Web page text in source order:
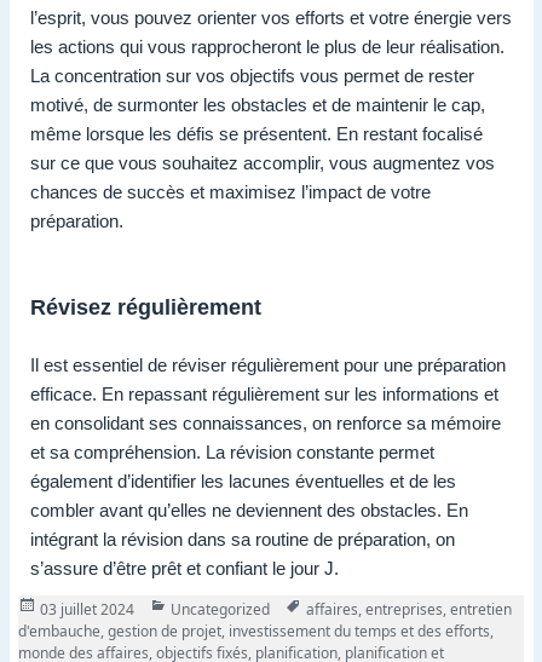
l’esprit, vous pouvez orienter vos efforts et votre énergie vers
les actions qui vous rapprocheront le plus de leur réalisation.
La concentration sur vos objectifs vous permet de rester
motivé, de surmonter les obstacles et de maintenir le cap,
même lorsque les défis se présentent. En restant focalisé
sur ce que vous souhaitez accomplir, vous augmentez vos
chances de succès et maximisez l’impact de votre
préparation.
Révisez régulièrement
Il est essentiel de réviser régulièrement pour une préparation
efficace. En repassant régulièrement sur les informations et
en consolidant ses connaissances, on renforce sa mémoire
et sa compréhension. La révision constante permet
également d’identifier les lacunes éventuelles et de les
combler avant qu’elles ne deviennent des obstacles. En
intégrant la révision dans sa routine de préparation, on
s’assure d’être prêt et confiant le jour J.
Publié
le
03 juillet 2024 Catégories
Uncategorized Tags
affaires,entreprises,entretien
d'embauche,gestion de projet, investissement du temps et des efforts,
monde des affaires,objectifs fixés, planification, planification et